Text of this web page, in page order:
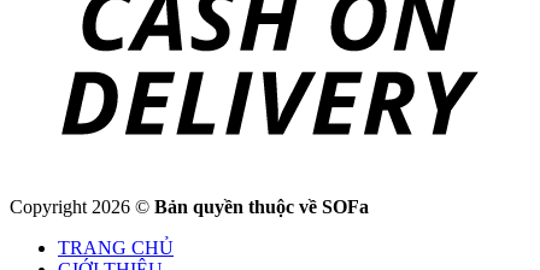
Copyright 2026 © Bản quyền thuộc về SOFa
TRANG CHỦ